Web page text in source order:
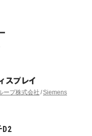
スプレイ
ープ株式会社 Siemens
D2